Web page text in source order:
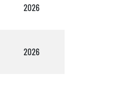
2026
2026